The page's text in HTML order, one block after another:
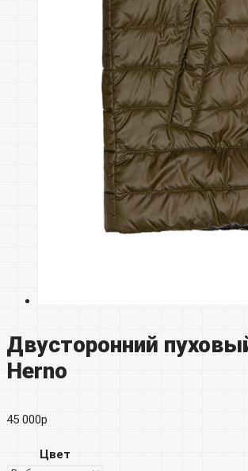
Двусторонний
Herno
45 000р
Цвет